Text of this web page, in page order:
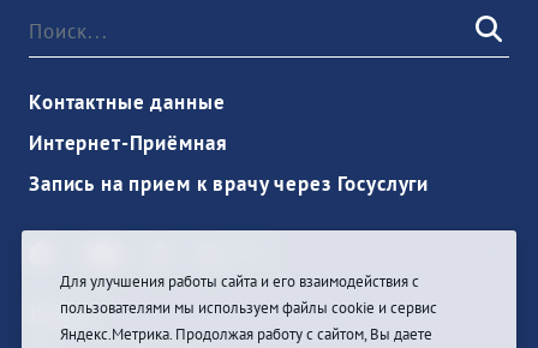
Контактные данные
Интернет-Приёмная
Запись на прием к врачу через Госуслуги
Войти
Для улучшения работы сайта и его взаимодействия с
пользователями мы используем файлы cookie и сервис
Яндекс.Метрика. Продолжая работу с сайтом, Вы даете